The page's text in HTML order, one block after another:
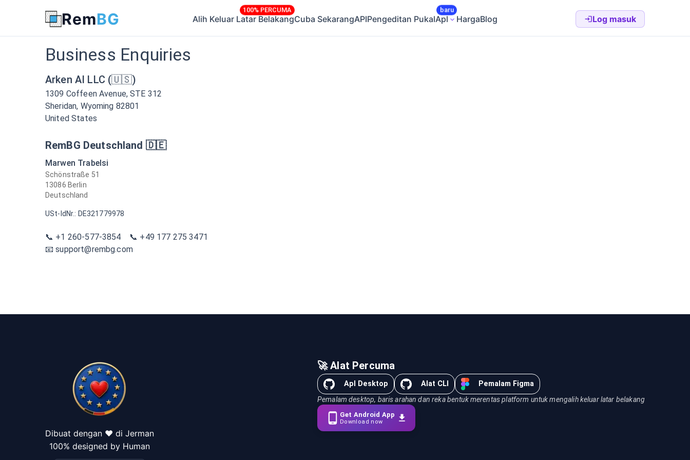
RemBG Alih Keluar Latar Belakang
100% PERCUMA
Cuba SekarangAPIPengeditan PukalApl
baru
HargaBlog Log masuk
Business Enquiries
Arken AI LLC (🇺🇸)
1309 Coffeen Avenue, STE 312
Sheridan, Wyoming 82801
United States
RemBG Deutschland 🇩🇪
Marwen Trabelsi
Schönstraße 51
13086 Berlin
Deutschland
USt-IdNr.: DE321779978
📞 +1 260-577-3854 📞 +49 177 275 3471
📧 support@rembg.com
Dibuat dengan ❤️ di Jerman
100% designed by Human
🚀 Alat Percuma
Apl Desktop Alat CLI Pemalam Figma
Pemalam desktop, baris arahan dan reka bentuk merentas platform untuk mengalih keluar latar belakang
Get Android App
Download now